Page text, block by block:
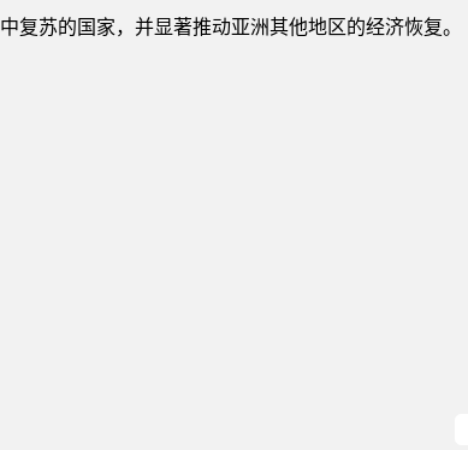
中复苏的国家，并显著推动亚洲其他地区的经济恢复。